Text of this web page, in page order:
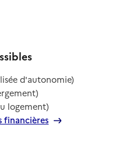
d'autonomie)
logement)
financières